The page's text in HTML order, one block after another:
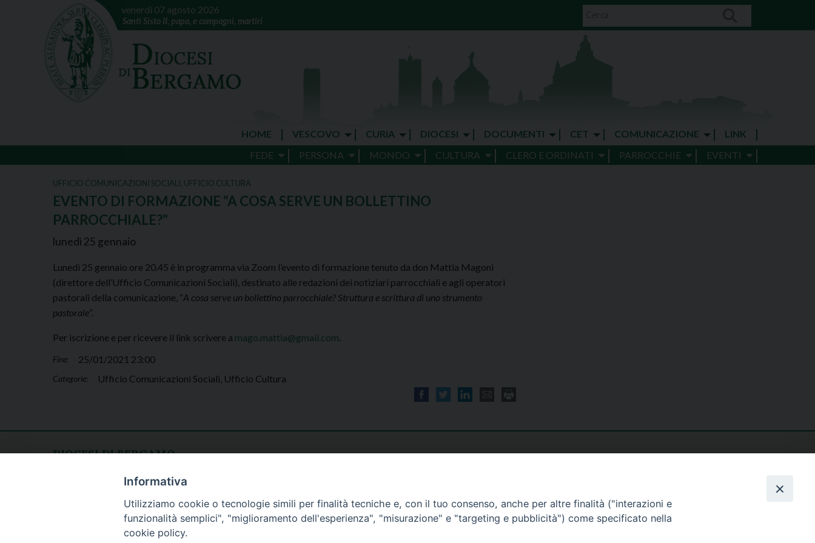
venerdì 07 agosto 2026
Santi Sisto II, papa, e compagni, martiri
HOME VESCOVO CURIA DIOCESI DOCUMENTI CET COMUNICAZIONE
LINK
FEDE
PERSONA MONDO CULTURA CLERO E ORDINATI PARROCCHIE EVENTI
UFFICIO COMUNICAZIONI SOCIALI UFFICIO CULTURA
EVENTO DI FORMAZIONE “A COSA SERVE UN BOLLETTINO
PARROCCHIALE?”
lunedì 25 gennaio
Lunedì 25 gennaio ore 20.45 è in programma via Zoom l’evento di formazione tenuto da don Mattia Magoni
(direttore dell’Ufficio Comunicazioni Sociali), destinato alle redazioni dei notiziari parrocchiali e agli operatori
pastorali della comunicazione, “A cosa serve un bollettino parrocchiale? Struttura e scrittura di uno strumento
pastorale“.
Per iscrizione e per ricevere il link scrivere a mago.mattia@gmail.com
Fine: 25/01/2021 23:00
Categorie: Ufficio Comunicazioni Sociali, Ufficio Cultura
DIOCESI DI BERGAMO
fax: 035/278.250
lunedì - venerdì
h. 08.30 - 12.30
Informativa
Utilizziamo cookie o tecnologie simili per finalità tecniche e, con il tuo consenso, anche per altre finalità ("interazioni e
funzionalità semplici", "miglioramento dell'esperienza", "misurazione" e "targeting e pubblicità") come specificato nella
cookie policy.